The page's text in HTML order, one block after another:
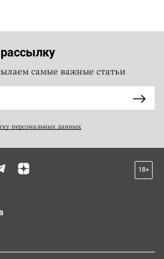
самые важные статьи
персональных данных
18+